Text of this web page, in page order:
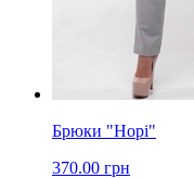
Брюки "Норі"
370.00 грн